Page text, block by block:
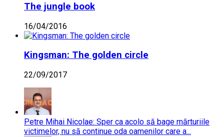
The jungle book
16/04/2016
Kingsman: The golden circle
22/09/2017
Petre Mihai Nicolae: Sper ca acolo să bage mărturiile
victimelor, nu să continue oda oamenilor care a...